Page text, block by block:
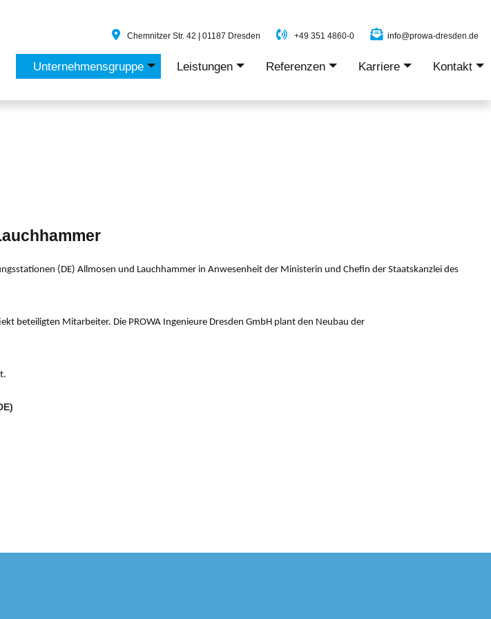
Chemnitzer Str. 42 | 01187 Dresden +49 351 4860-0 info@prowa-dresden.de
Unternehmensgruppe Leistungen Referenzen Karriere Kontakt
(DE) Allmosen und Lauchhammer in Anwesenheit der Ministerin und Chefin der Staatskanzlei des
beteiligten Mitarbeiter. Die PROWA Ingenieure Dresden GmbH plant den Neubau der